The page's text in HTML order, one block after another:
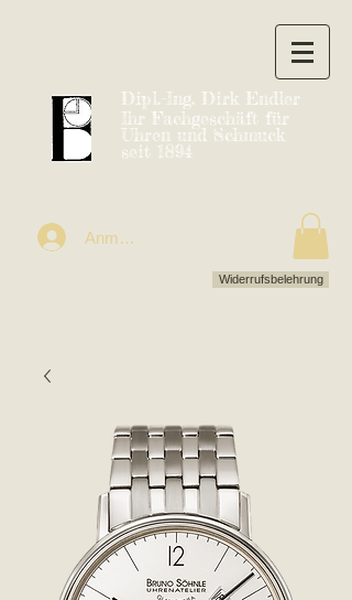
Dipl.-Ing. Dirk Endler
Ihr Fachgeschäft für
Uhren und Schmuck
seit 1894
Anmelden
Widerrufsbelehrung